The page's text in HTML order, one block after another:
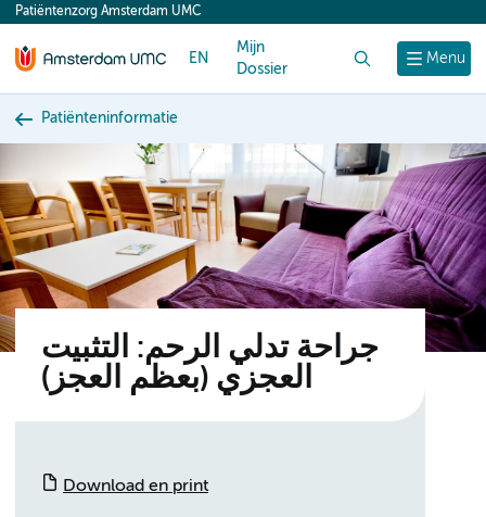
content
Menu
Patiëntenzorg Amsterdam UMC
EN
Mijn
Dossier
Patiënteninformatie
جراحة تدلي الرحم: التثبيت
العجزي (بعظم العجز)
Download en print